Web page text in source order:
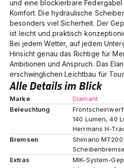
und eine blockierbare Federgabel
Komfort. Die hydraulische
besonders viel Sicherheit. Der
ist leicht und praktisch
Bei jedem Wetter, auf jedem
Hinsicht genau das Richtige für
Ambitionen und Anspruch. Das
erschwinglichen Leichtbau für
Alle Details im Blick
Marke
Diamant
Beleuchtung
140 Lumen, 40
Herrmans H-
Bremsen
Shimano
Extras
MIK-System-